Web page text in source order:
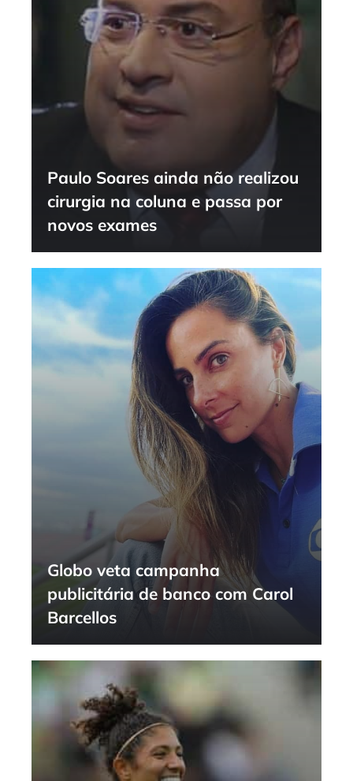
Paulo Soares ainda não realizou
cirurgia na coluna e passa por
novos exames
Globo veta campanha
publicitária de banco com Carol
Barcellos